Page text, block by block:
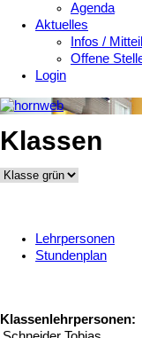
Agenda
Aktuelles
Infos /
Offene
Login
Klassen
Lehrpersonen
Stundenplan
Klassenlehrpersonen: